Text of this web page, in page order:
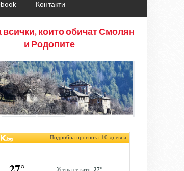
Контакти
всички, които обичат Смолян
и Родопите